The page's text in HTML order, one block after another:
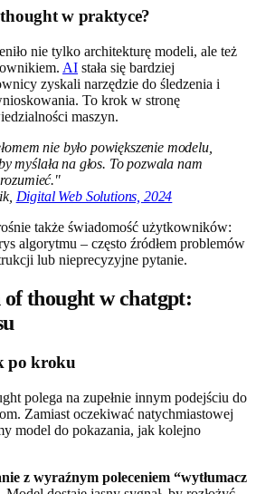
w praktyce?
nie tylko architekturę modeli, ale też
AI stała się bardziej
zyskali narzędzie do śledzenia i
To krok w stronę
maszyn.
nie było powiększenie modelu,
myślała na głos. To pozwala nam
Digital Web Solutions, 2024
także świadomość użytkowników:
algorytmu – często źródłem problemów
lub nieprecyzyjne pytanie.
of thought w chatgpt:
po kroku
polega na zupełnie innym podejściu do
Zamiast oczekiwać natychmiastowej
model do pokazania, jak kolejno
z wyraźnym poleceniem “wytłumacz